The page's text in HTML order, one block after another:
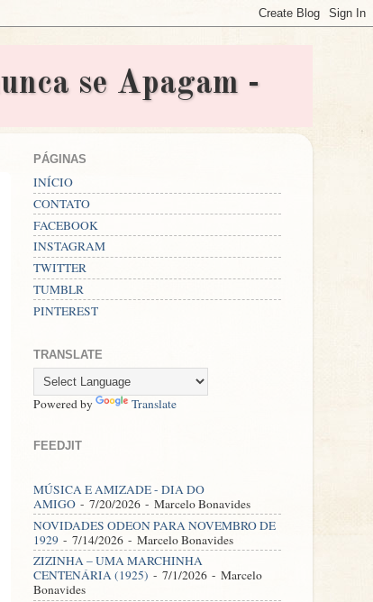
se Apagam -
PÁGINAS
INÍCIO
CONTATO
FACEBOOK
INSTAGRAM
TWITTER
TUMBLR
PINTEREST
TRANSLATE
Powered by Translate
FEEDJIT
MÚSICA E AMIZADE - DIA DO
AMIGO - 7/20/2026 - Marcelo Bonavides
NOVIDADES ODEON PARA NOVEMBRO DE
1929 - 7/14/2026 - Marcelo Bonavides
ZIZINHA – UMA MARCHINHA
CENTENÁRIA (1925) - 7/1/2026 - Marcelo
Bonavides